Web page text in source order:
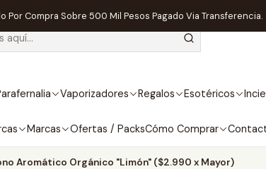
Vaporizadores Regalos Esotéricos
Marcas Ofertas / PacksCómo Comprar
Compra Sobre 500 Mil Pesos Pagado Via Transferencia.
Aromático Orgánico "Limón" ($2.990 x Mayor)